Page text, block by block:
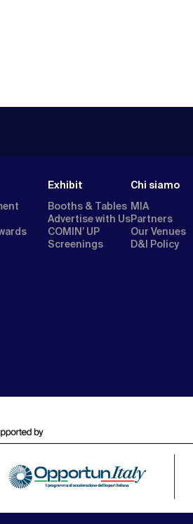
Exhibit
Booths & Tables
Advertise with Us
COMIN’ UP
Screenings
Chi siamo
MIA
Partners
Our Venues
D&I Policy